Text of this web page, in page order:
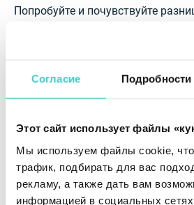
Согласие Подробности
Этот сайт использует файлы
Мы используем файлы cookie,
трафик, подбирать для вас
рекламу, а также дать вам
информацией в социальных
Попробуйте и почувствуйте